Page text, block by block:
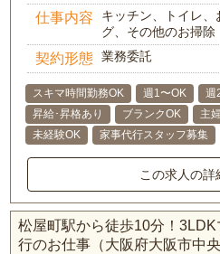
仕事内容
キッチン、トイレ
グ、その他のお掃除
契約形態 業務委託
スキマ時間勤務OK 週1〜OK
週
昇給･昇格あり
ブランクOK 主
未経験OK
家事代行スタッフ募集
この求人の詳
松屋町駅から徒歩10分！
行のお仕事（大阪府大阪市中央